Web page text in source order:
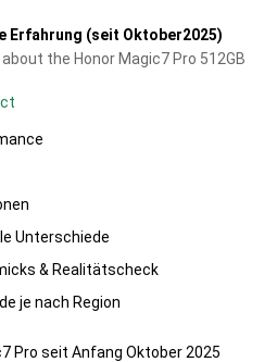
Erfahrung (seit Oktober2025)
the Honor Magic7 Pro 512GB
Unterschiede
& Realitätscheck
je nach Region
Pro seit Anfang Oktober 2025